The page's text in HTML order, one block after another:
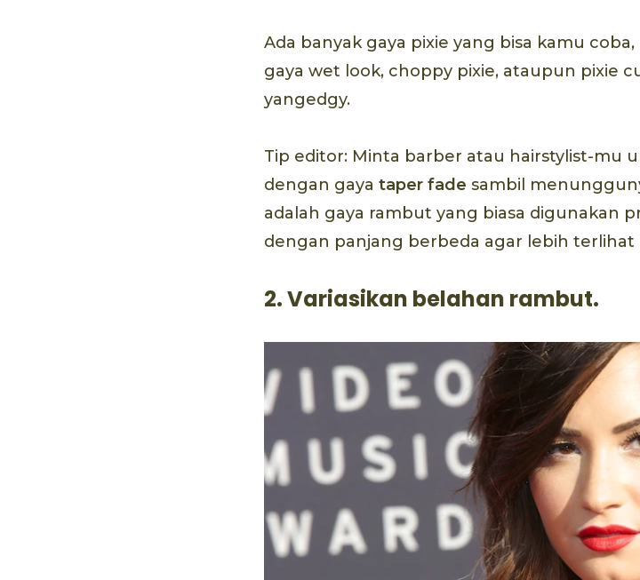
Ada banyak gaya pixie yang bisa kamu
gaya wet look, choppy pixie, ataupun pixie
yangedgy.
Tip editor: Minta barber atau hairstylist-mu
dengan gaya taper fade sambil
adalah gaya rambut yang biasa digunakan
dengan panjang berbeda agar lebih
2. Variasikan belahan rambut.